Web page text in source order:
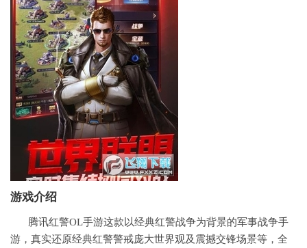
游戏介绍
腾讯红警OL手游这款以经典红警战争为背景的军事战争手
游，真实还原经典红警警戒庞大世界观及震撼交锋场景等，全